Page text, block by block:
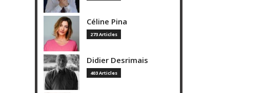
Céline Pina
273 Articles
Didier Desrimais
403 Articles